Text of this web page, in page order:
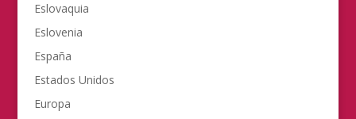
Eslovaquia
Eslovenia
España
Estados Unidos
Europa